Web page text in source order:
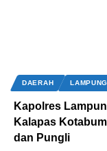
DAERAH
Kapolres
Kalapas
dan Pungli